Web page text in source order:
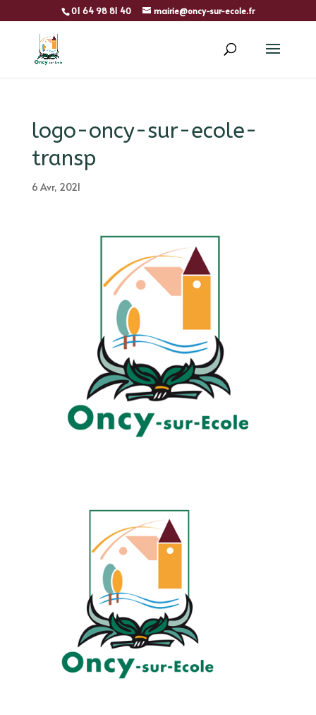
01 64 98 81 40 mairie@oncy-sur-ecole.fr
logo-oncy-sur-ecole-
transp
6 Avr, 2021